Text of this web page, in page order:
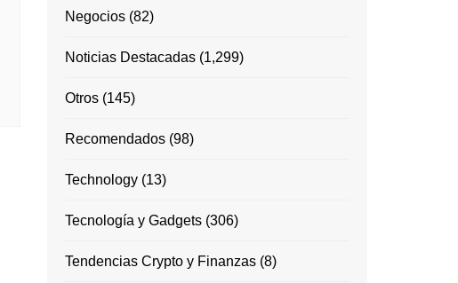
Negocios (82)
Noticias Destacadas (1,299)
Otros (145)
Recomendados (98)
Technology (13)
Tecnología y Gadgets (306)
Tendencias Crypto y Finanzas (8)